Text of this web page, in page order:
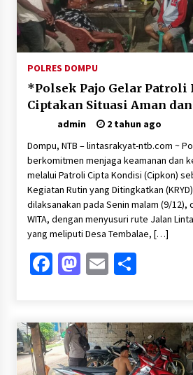
POLRES DOMPU
*Polsek Pajo Gelar Patroli
Ciptakan Situasi Aman
admin
2 tahun ago
Dompu, NTB – lintasrakyat-ntb.com ~
berkomitmen menjaga keamanan dan
melalui Patroli Cipta Kondisi (Cipkon)
Kegiatan Rutin yang Ditingkatkan
dilaksanakan pada Senin malam (9/12),
WITA, dengan menyusuri rute Jalan
yang meliputi Desa Tembalae, […]
Facebook
Mastodon
EmailShare